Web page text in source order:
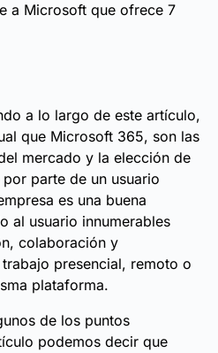
a Microsoft que ofrece 7
a lo largo de este artículo,
que Microsoft 365, son las
mercado y la elección de
parte de un usuario
es una buena
al usuario innumerables
colaboración y
presencial, remoto o
plataforma.
de los puntos
podemos decir que